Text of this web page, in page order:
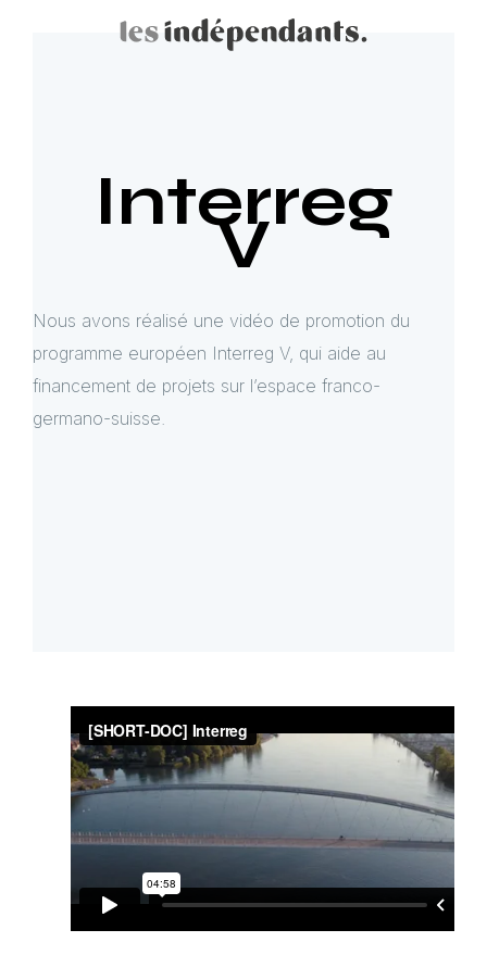
Interreg
V
Nous avons réalisé une vidéo de promotion du
programme européen Interreg V, qui aide au
financement de projets sur l’espace franco-
germano-suisse.